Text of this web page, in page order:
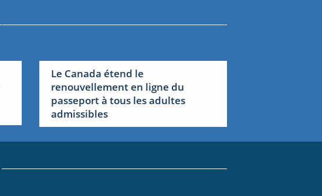
Le Canada étend le
renouvellement en ligne du
passeport à tous les adultes
admissibles